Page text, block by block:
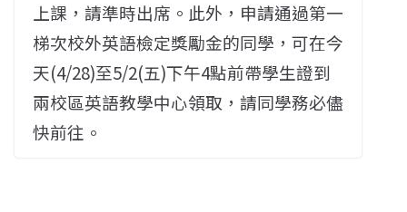
上課，請準時出席。此外，申請通過第一
梯次校外英語檢定獎勵金的同學，可在今
天(4/28)至5/2(五)下午4點前帶學生證到
兩校區英語教學中心領取，請同學務必儘
快前往。